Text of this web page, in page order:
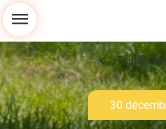
menu
chevron_left Toutes
30